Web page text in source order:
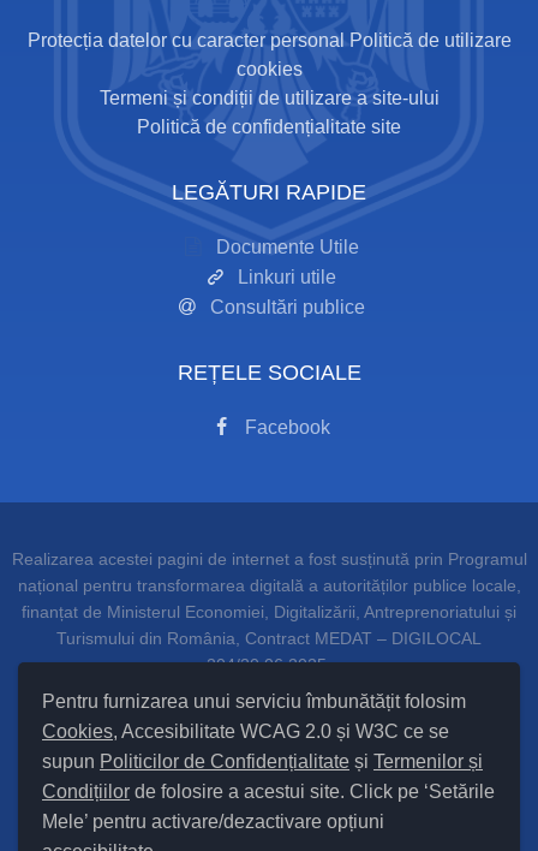
Pentru furnizarea unui serviciu îmbunătățit folosim
Cookies, Accesibilitate WCAG 2.0 și W3C ce se
supun Politicilor de Confidențialitate și Termenilor și
Condițiilor de folosire a acestui site. Click pe ‘Setările
Mele’ pentru activare/dezactivare opțiuni
Protecția datelor cu caracter personal
Politică de utilizare
cookies
Termeni și condiții de utilizare a site-ului
Politică de confidențialitate site
LEGĂTURI RAPIDE
Documente Utile
Linkuri utile
Consultări publice
REȚELE SOCIALE
Facebook
Realizarea acestei pagini de internet a fost susținută prin Programul
național pentru transformarea digitală a autorităților publice locale,
finanțat de Ministerul Economiei, Digitalizării, Antreprenoriatului și
Turismului din România, Contract MEDAT – DIGILOCAL
204/20.06.2025.
Setări Cookies și Accesibilitate